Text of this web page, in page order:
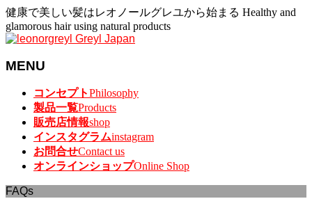
健康で美しい髪はレオノールグレユから始まる Healthy and
glamorous hair using natural products
MENU
す
コンセプトPhilosophy
製品一覧Products
販売店情報shop
インスタグラムinstagram
お問合せContact us
オンラインショップOnline Shop
FAQs